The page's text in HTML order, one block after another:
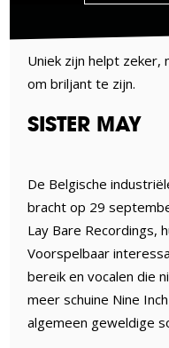
Uniek zijn helpt zeker,
om briljant te zijn.
SISTER MAY
De Belgische
bracht op 29
Lay Bare Recordings,
Voorspelbaar
bereik en vocalen die
meer schuine Nine
algemeen geweldige